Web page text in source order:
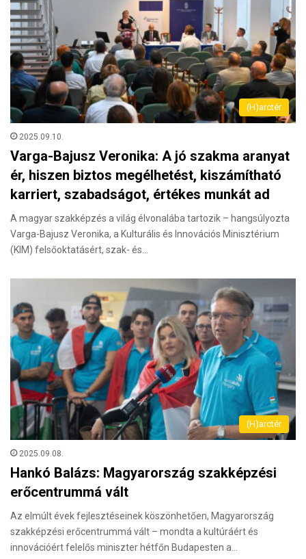
(H)arctér
2025.09.10.
Varga-Bajusz Veronika: A jó szakma aranyat
ér, hiszen biztos megélhetést, kiszámítható
karriert, szabadságot, értékes munkát ad
A magyar szakképzés a világ élvonalába tartozik – hangsúlyozta
Varga-Bajusz Veronika, a Kulturális és Innovációs Minisztérium
(KIM) felsőoktatásért, szak- és…
(H)arctér
2025.09.08.
Hankó Balázs: Magyarország szakképzési
erőcentrummá vált
Az elmúlt évek fejlesztéseinek köszönhetően, Magyarország
szakképzési erőcentrummá vált – mondta a kultúráért és
innovációért felelős miniszter hétfőn Budapesten a…